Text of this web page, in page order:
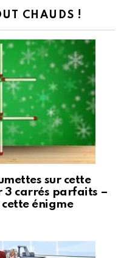
CHAUDS !
sur cette
3 carrés parfaits –
énigme